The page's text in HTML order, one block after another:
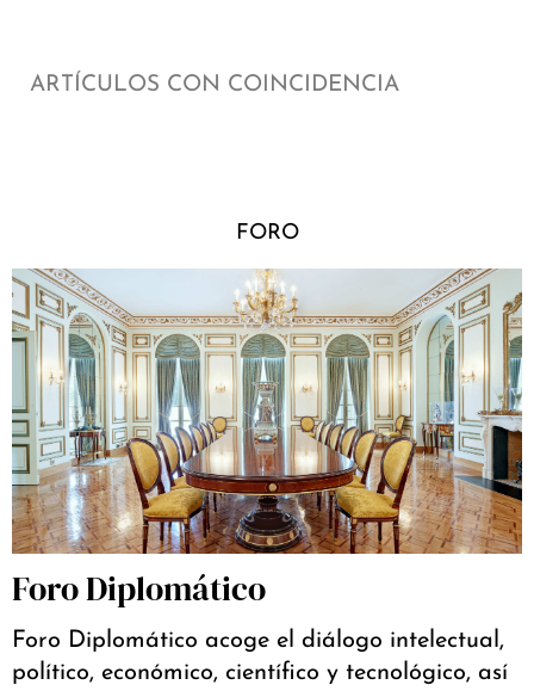
ARTÍCULOS CON COINCIDENCIA
FORO
Foro Diplomático
Foro Diplomático acoge el diálogo intelectual,
político, económico, científico y tecnológico, así